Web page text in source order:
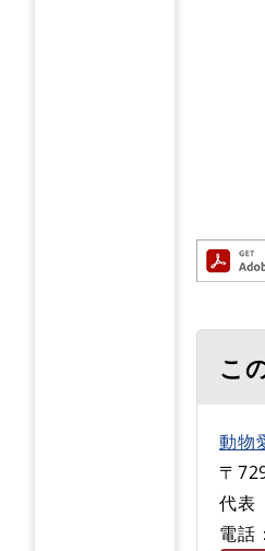
こ
動物
〒
代表
電話